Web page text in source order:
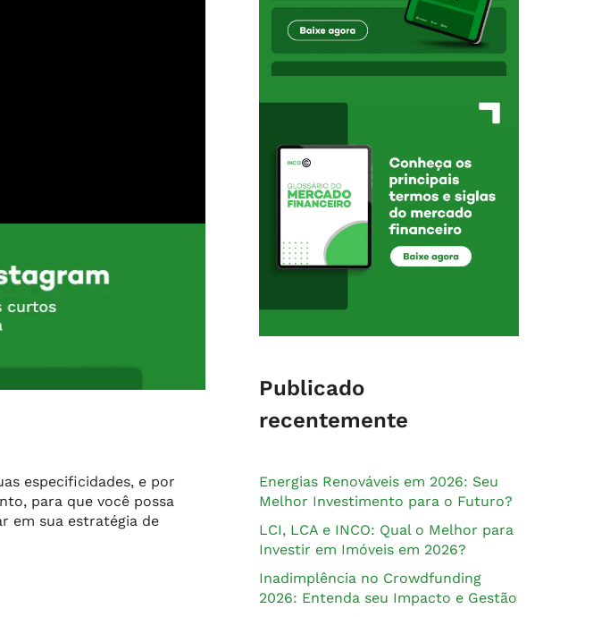
especificidades, e por
para que você possa
em sua estratégia de
Publicado
recentemente
Energias Renováveis em 2026: Seu
Melhor Investimento para o Futuro?
LCI, LCA e INCO: Qual o Melhor para
Investir em Imóveis em 2026?
Inadimplência no Crowdfunding
2026: Entenda seu Impacto e Gestão